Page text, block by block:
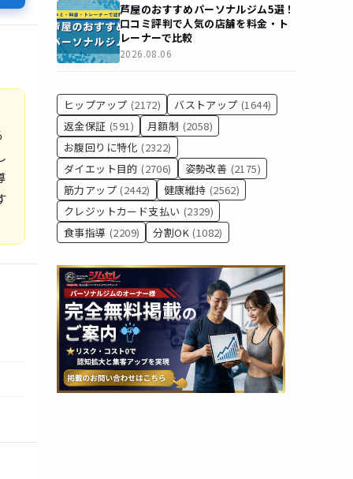
芦屋のおすすめパーソナルジム5選！
口コミ評判で人気の店舗を料金・ト
レーナーで比較
2026.08.06
ヒップアップ (2172) バストアップ (1644)
返金保証 (591) 月額制 (2058)
お腹回りに特化 (2322)
ダイエット目的 (2706) 姿勢改善 (2175)
筋力アップ (2442) 健康維持 (2562)
クレジットカード支払い (2329)
食事指導 (2209) 分割OK (1082)